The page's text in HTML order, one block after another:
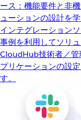
ース：機能要件と非
ューションの設計を学
インテグレーション
事例を利用してソリ
CloudHub技術者／
プリケーションの設
す。